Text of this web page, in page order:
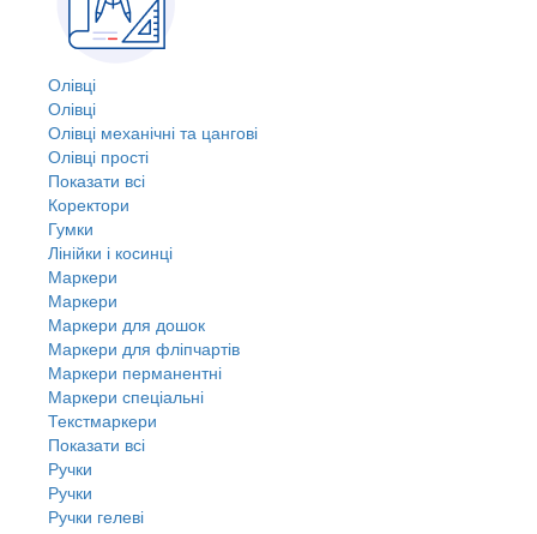
Олівці
Олівці
Олівці механічні та цангові
Олівці прості
Показати всі
Коректори
Гумки
Лінійки і косинці
Маркери
Маркери
Маркери для дошок
Маркери для фліпчартів
Маркери перманентні
Маркери спеціальні
Текстмаркери
Показати всі
Ручки
Ручки
Ручки гелеві